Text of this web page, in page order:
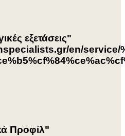
εξετάσεις"
en/service/
Προφίλ"